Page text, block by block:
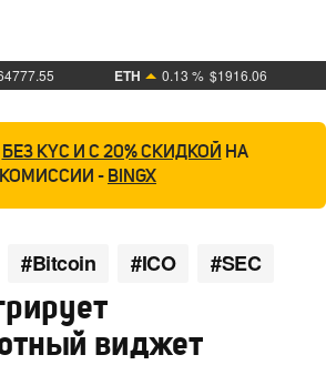
ETH 0.13 % $1916.06
БЕЗ KYC И С 20% СКИДКОЙ НА
КОМИССИИ - BINGX
#Bitcoin #ICO #SEC
виджет